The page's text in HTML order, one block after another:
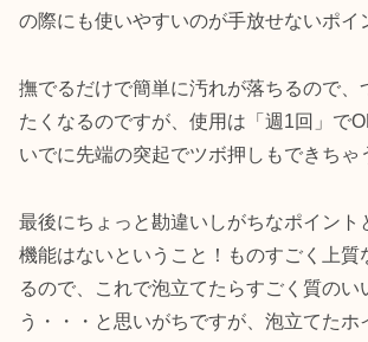
の際にも使いやすいのが手放せないポイ
撫でるだけで簡単に汚れが落ちるので、
たくなるのですが、使用は「週1回」で
いでに先端の突起でツボ押しもできちゃ
最後にちょっと勘違いしがちなポイント
機能はないということ！ものすごく上質
るので、これで泡立てたらすごく質のい
う・・・と思いがちですが、泡立てたホ